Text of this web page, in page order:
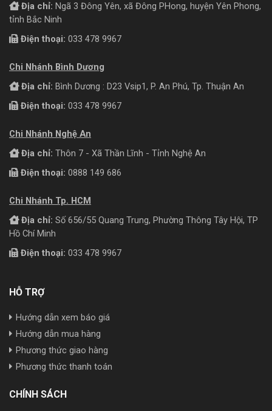
Địa chỉ: Ngã 3 Đông Yên, xã Đông PHong, huyện Yên Phong,
tỉnh Bắc Ninh
Điện thoại: 033 478 9967
Chi Nhánh Bình Dương
Địa chỉ: Bình Dương : D23 Vsip1, P. An Phú, Tp. Thuận An
Điện thoại: 033 478 9967
Chi Nhánh Nghệ An
Địa chỉ: Thôn 7 - Xã Thần Lĩnh - Tỉnh Nghệ An
Điện thoại: 0888 149 686
Chi Nhánh Tp. HCM
Địa chỉ: Số 656/55 Quang Trung, Phường Thông Tây Hội, TP
Hồ Chí Minh
Điện thoại: 033 478 9967
HỖ TRỢ
Hướng dẫn xem báo giá
Hướng dẫn mua hàng
Phương thức giao hàng
Phương thức thanh toán
CHÍNH SÁCH